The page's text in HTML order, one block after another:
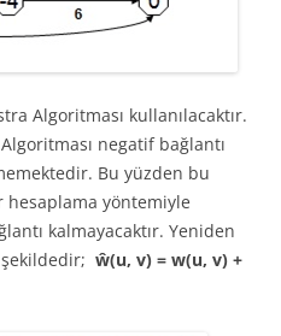
Algoritması kullanılacaktır.
negatif bağlantı
Bu yüzden bu
hesaplama yöntemiyle
kalmayacaktır. Yeniden
ŵ(u, v) = w(u, v) +